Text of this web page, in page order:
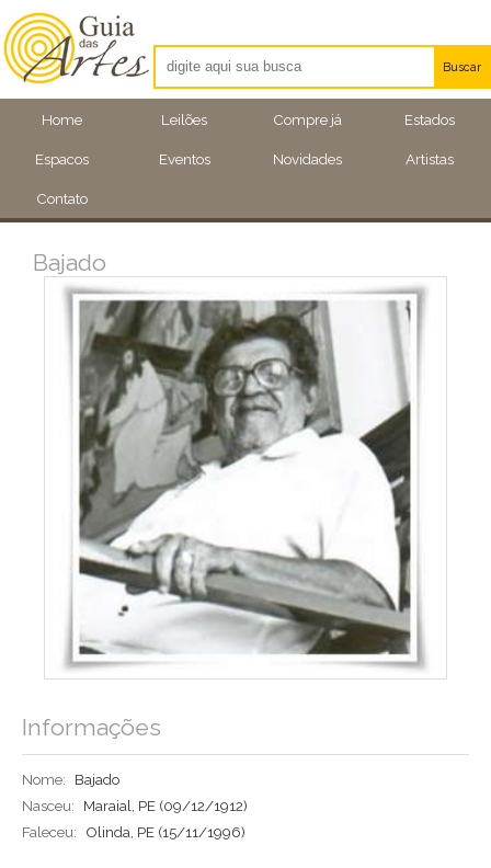
Home Leilões Compre já Estados
Espacos Eventos Novidades Artistas
Contato
Buscar
Artistas
Eventos
Bajado
Informações
Nome:
Bajado
Nasceu:
Maraial, PE (09/12/1912)
Faleceu:
Olinda, PE (15/11/1996)